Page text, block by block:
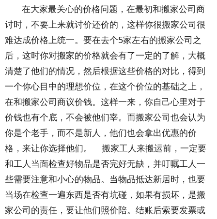
在大家最关心的价格问题，在最初和搬家公司商
讨时，不要上来就讨价还价的，这样你很搬家公司很
难达成价格上统一。要在去个5家左右的搬家公司之
后，这时你对搬家的价格就会有了一定的了解，大概
清楚了他们的情况，然后根据这些价格的对比，得到
一个你心目中的理想价位，在这个价位的基础之上，
在和搬家公司商议价钱。这样一来，你自己心里对于
价钱也有个底，不会被他们宰。而搬家公司也会认为
你是个老手，而不是新人，他们也会拿出优惠的价
格，来让你选择他们。 搬家工人来搬运前，一定要
和工人当面检查好物品是否完好无缺，并叮嘱工人一
些需要注意和小心的物品。当物品抵达新居时，也要
当场在检查一遍东西是否有坑碰，如果有损坏，是搬
家公司的责任，要让他们照价陪。结账后索要发票或